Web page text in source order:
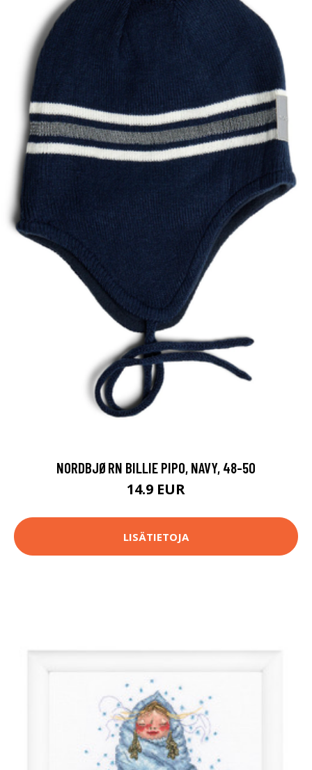
NORDBJØRN BILLIE PIPO, NAVY, 48-50
14.9 EUR
LISÄTIETOJA